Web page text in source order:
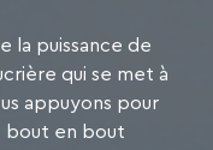
la puissance de
qui se met à
appuyons pour
bout en bout